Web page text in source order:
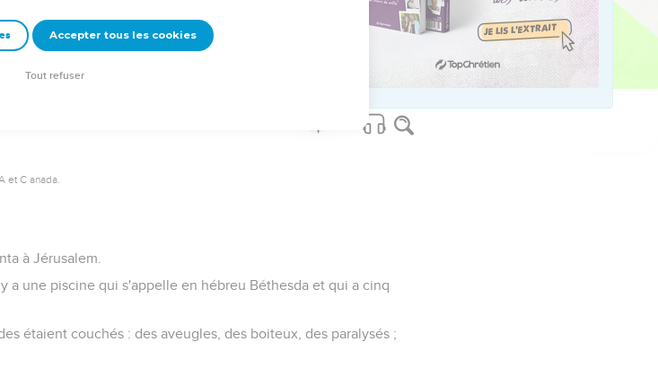
Jésus lui avait dit : « Ton fils vit. » Alors il crut, lui et toute
être revenu de Judée en Galilée.
et C anada.
à Jérusalem.
a une piscine qui s'appelle en hébreu Béthesda et qui a cinq
étaient couchés : des aveugles, des boiteux, des paralysés ;
Accepter tous les cookies
Tout refuser